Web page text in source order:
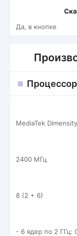
Да, в кнопке
Процессор
MediaTek
2400 МГц
8 (2 + 6)
- 6 ядер по 2 ГГц: